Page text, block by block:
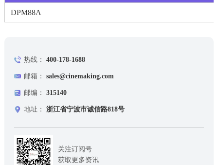
DPM88A
热线： 400-178-1688
邮箱： sales@cinemaking.com
邮编： 315140
地址： 浙江省宁波市诚信路818号
关注订阅号
获取更多资讯